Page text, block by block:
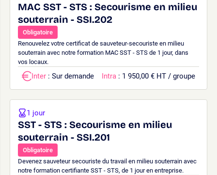
MAC SST - STS : Secourisme en milieu
souterrain - SSI.202
Obligatoire
Renouvelez votre certificat de sauveteur-secouriste en milieu
souterrain avec notre formation MAC SST - STS de 1 jour, dans
vos locaux.
Inter : Sur demande Intra : 1 950,00 € HT / groupe
SST - STS : Secourisme en milieu
souterrain - SSI.201
Obligatoire
Devenez sauveteur secouriste du travail en milieu souterrain avec
notre formation certifiante SST - STS, de 1 jour en entreprise.
1 jour